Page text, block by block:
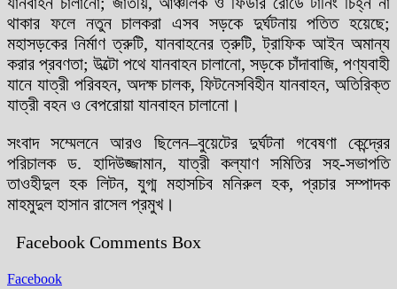
থাকার ফলে নতুন চালকরা এসব সড়কে দুর্ঘটনায় পতিত হয়েছে;
মহাসড়কের নির্মাণ ত্রুটি, যানবাহনের ত্রুটি, ট্রাফিক আইন অমান্য
করার প্রবণতা; উল্টো পথে যানবাহন চালানো, সড়কে চাঁদাবাজি, পণ্যবাহী
যানে যাত্রী পরিবহন, অদক্ষ চালক, ফিটনেসবিহীন যানবাহন, অতিরিক্ত
যাত্রী বহন ও বেপরোয়া যানবাহন চালানো।
সংবাদ সম্মেলনে আরও ছিলেন–বুয়েটের দুর্ঘটনা গবেষণা কেন্দ্রের
পরিচালক ড. হাদিউজ্জামান, যাত্রী কল্যাণ সমিতির সহ-সভাপতি
তাওহীদুল হক লিটন, যুগ্ম মহাসচিব মনিরুল হক, প্রচার সম্পাদক
মাহমুদুল হাসান রাসেল প্রমুখ।
Facebook Comments Box
Facebook